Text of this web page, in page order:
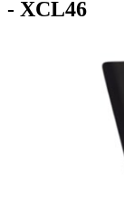
- XCL46